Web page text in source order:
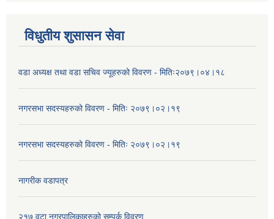
विधुतीय शुसासन सेवा
वडा अध्यक्ष तथा वडा सचिव ज्यूहरुको विवरण - मितिः२०७९।०४।१८
नगरसभा सदस्यहरुको विवरण - मितिः २०७९।०२।१९
नगरसभा सदस्यहरुको विवरण - मितिः २०७९।०२।१९
नागरीक वडापत्र
२१७ वटा नगरपालिकाहरुको सम्पर्क विवरण